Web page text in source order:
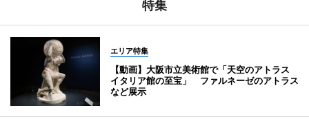
特集
エリア特集
【動画】大阪市立美術館で「天空のアトラス
イタリア館の至宝」 ファルネーゼのアトラス
など展示